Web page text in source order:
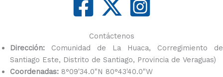
Contáctenos
Dirección: Comunidad de La Huaca, Corregimiento de
Santiago Este, Distrito de Santiago, Provincia de Veraguas)
Coordenadas: 8°09'34.0"N 80°43'40.0"W